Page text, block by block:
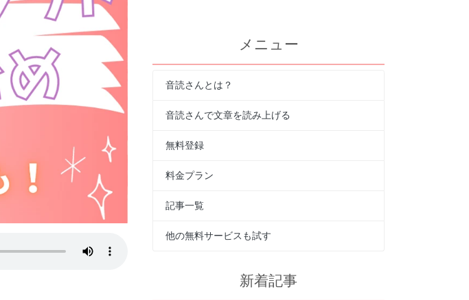
メニュー
音読さんとは？
音読さんで文章を読み上げる
無料登録
料金プラン
記事一覧
他の無料サービスも試す
新着記事